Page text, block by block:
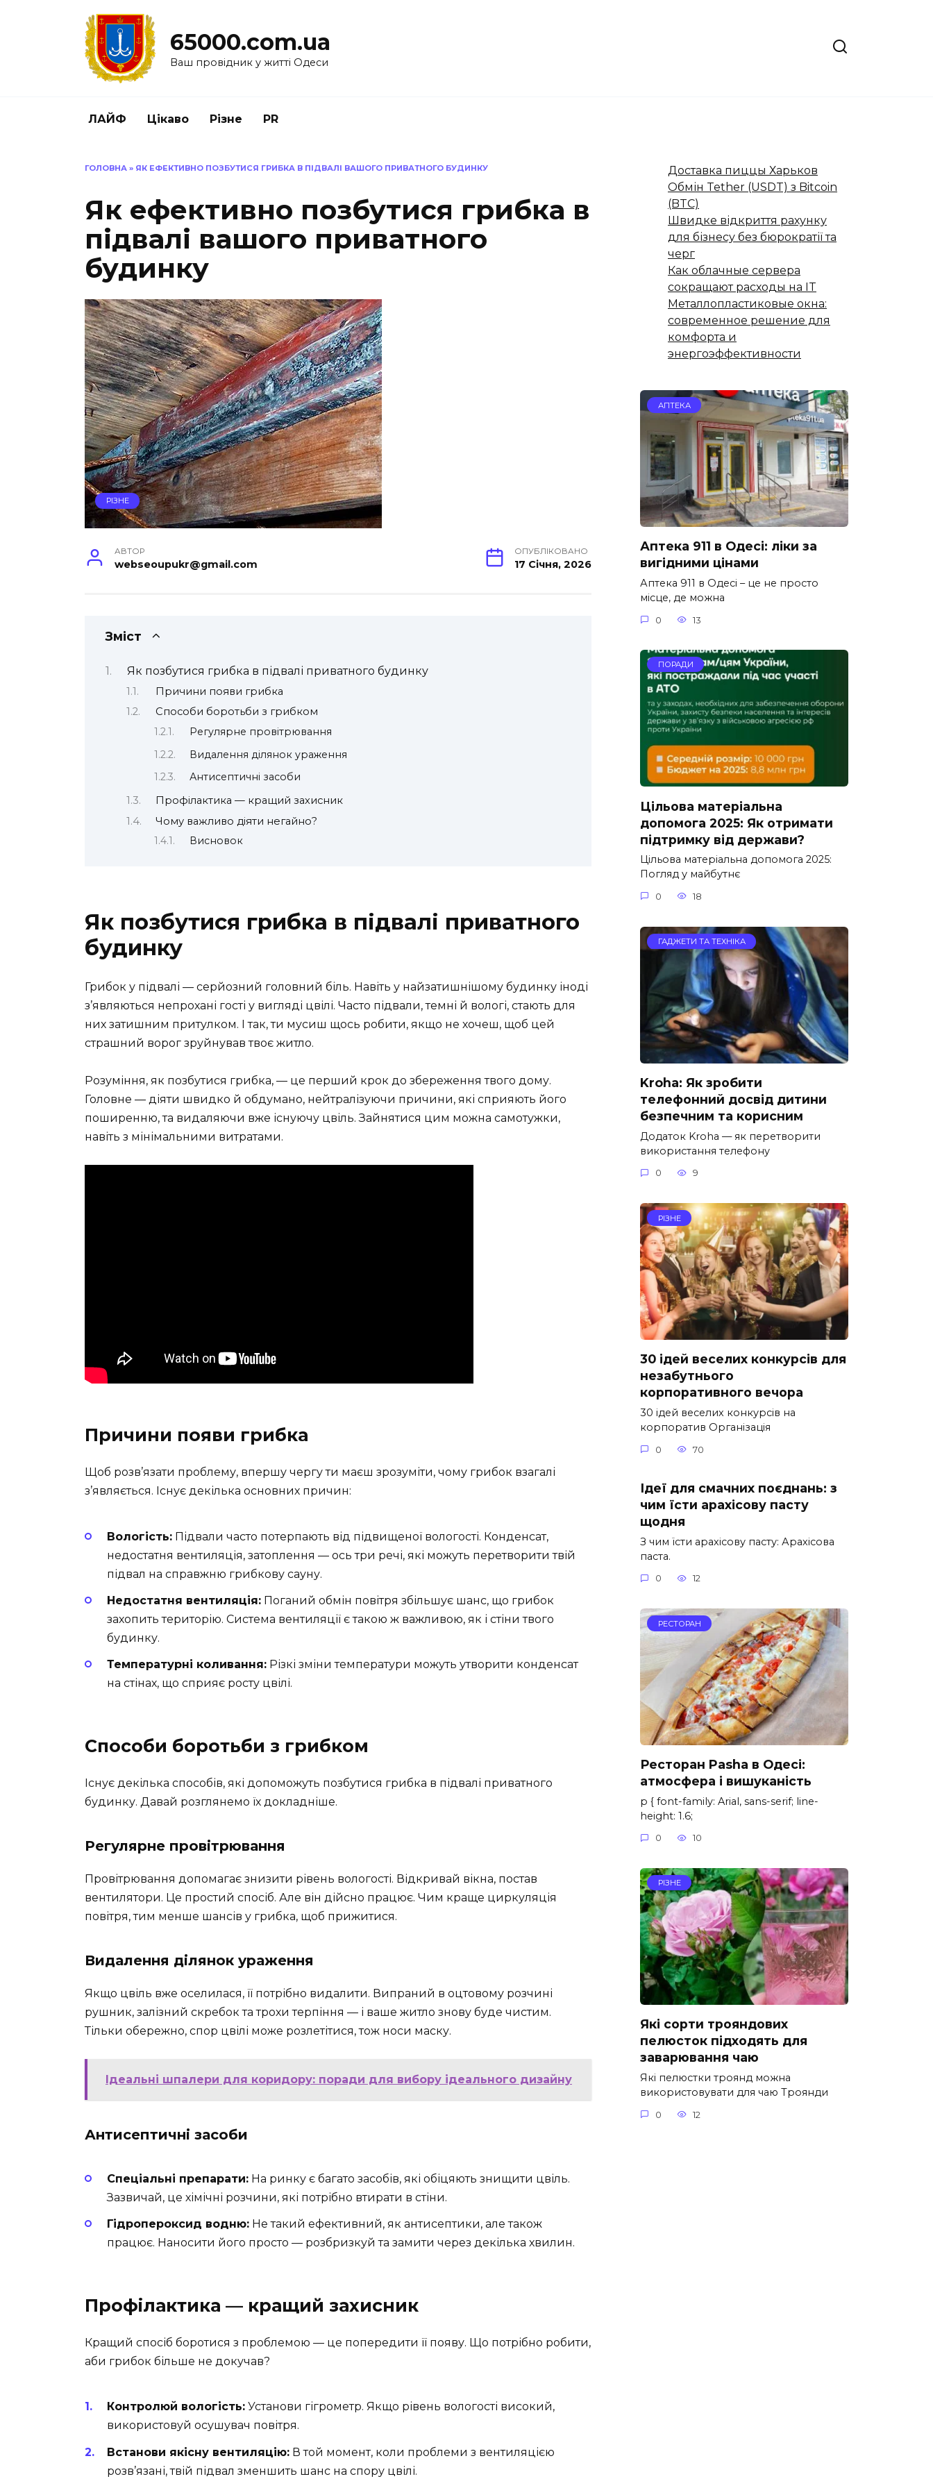
65000.com.ua
Ваш провідник у житті Одеси
ЛАЙФ Цікаво Різне PR
ГОЛОВНА » ЯК ЕФЕКТИВНО ПОЗБУТИСЯ ГРИБКА В ПІДВАЛІ ВАШОГО ПРИВАТНОГО БУДИНКУ
Як ефективно позбутися грибка в
підвалі вашого приватного
будинку
РІЗНЕ
АВТОР
webseoupukr@gmail.com
ОПУБЛІКОВАНО
17 Січня, 2026
Зміст
Як позбутися грибка в підвалі приватного будинку
Причини появи грибка
Способи боротьби з грибком
Регулярне провітрювання
Видалення ділянок ураження
Антисептичні засоби
Профілактика — кращий захисник
Чому важливо діяти негайно?
Висновок
Як позбутися грибка в підвалі приватного
будинку
Грибок у підвалі — серйозний головний біль. Навіть у найзатишнішому будинку іноді
з’являються непрохані гості у вигляді цвілі. Часто підвали, темні й вологі, стають для
них затишним притулком. І так, ти мусиш щось робити, якщо не хочеш, щоб цей
страшний ворог зруйнував твоє житло.
Розуміння, як позбутися грибка, — це перший крок до збереження твого дому.
Головне — діяти швидко й обдумано, нейтралізуючи причини, які сприяють його
поширенню, та видаляючи вже існуючу цвіль. Зайнятися цим можна самотужки,
навіть з мінімальними витратами.
Причини появи грибка
Щоб розв’язати проблему, впершу чергу ти маєш зрозуміти, чому грибок взагалі
з’являється. Існує декілька основних причин:
Вологість: Підвали часто потерпають від підвищеної вологості. Конденсат,
недостатня вентиляція, затоплення — ось три речі, які можуть перетворити твій
підвал на справжню грибкову сауну.
Недостатня вентиляція: Поганий обмін повітря збільшує шанс, що грибок
захопить територію. Система вентиляції є такою ж важливою, як і стіни твого
будинку.
Температурні коливання: Різкі зміни температури можуть утворити конденсат
на стінах, що сприяє росту цвілі.
Способи боротьби з грибком
Існує декілька способів, які допоможуть позбутися грибка в підвалі приватного
будинку. Давай розглянемо їх докладніше.
Регулярне провітрювання
Провітрювання допомагає знизити рівень вологості. Відкривай вікна, постав
вентилятори. Це простий спосіб. Але він дійсно працює. Чим краще циркуляція
повітря, тим менше шансів у грибка, щоб прижитися.
Видалення ділянок ураження
Якщо цвіль вже оселилася, її потрібно видалити. Випраний в оцтовому розчині
рушник, залізний скребок та трохи терпіння — і ваше житло знову буде чистим.
Тільки обережно, спор цвілі може розлетітися, тож носи маску.
Ідеальні шпалери для коридору: поради для вибору ідеального дизайну
Антисептичні засоби
Спеціальні препарати: На ринку є багато засобів, які обіцяють знищити цвіль.
Зазвичай, це хімічні розчини, які потрібно втирати в стіни.
Гідропероксид водню: Не такий ефективний, як антисептики, але також
працює. Наносити його просто — розбризкуй та замити через декілька хвилин.
Профілактика — кращий захисник
Кращий спосіб боротися з проблемою — це попередити її появу. Що потрібно робити,
аби грибок більше не докучав?
Контролюй вологість: Установи гігрометр. Якщо рівень вологості високий,
використовуй осушувач повітря.
Встанови якісну вентиляцію: В той момент, коли проблеми з вентиляцією
розв’язані, твій підвал зменшить шанс на спору цвілі.
Доставка пиццы Харьков
Обмін Tether (USDT) з Bitcoin
(BTC)
Швидке відкриття рахунку
для бізнесу без бюрократії та
черг
Как облачные сервера
сокращают расходы на IT
Металлопластиковые окна:
современное решение для
комфорта и
энергоэффективности
АПТЕКА
Аптека 911 в Одесі: ліки за
вигідними цінами
Аптека 911 в Одесі – це не просто
місце, де можна
0 13
ПОРАДИ
Цільова матеріальна
допомога 2025: Як отримати
підтримку від держави?
Цільова матеріальна допомога 2025:
Погляд у майбутнє
0 18
ГАДЖЕТИ ТА ТЕХНІКА
Kroha: Як зробити
телефонний досвід дитини
безпечним та корисним
Додаток Kroha — як перетворити
використання телефону
0 9
РІЗНЕ
30 ідей веселих конкурсів для
незабутнього
корпоративного вечора
30 ідей веселих конкурсів на
корпоратив Організація
0 70
Ідеї для смачних поєднань: з
чим їсти арахісову пасту
щодня
З чим їсти арахісову пасту: Арахісова
паста.
0 12
РЕСТОРАН
Ресторан Pasha в Одесі:
атмосфера і вишуканість
p { font-family: Arial, sans-serif; line-
height: 1.6;
0 10
РІЗНЕ
Які сорти трояндових
пелюсток підходять для
заварювання чаю
Які пелюстки троянд можна
використовувати для чаю Троянди
0 12